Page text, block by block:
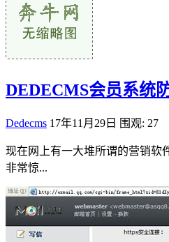
DEDECMS会员系统
Dedecms 17年11月29日 围观: 27
现在网上有一大堆所谓的营销软
非常惊...